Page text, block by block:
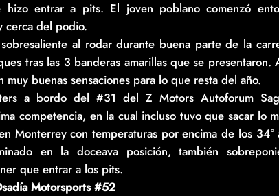
entrar a pits. El joven poblano comenzó
cerca del podio.
al rodar durante buena parte de la
tras las 3 banderas amarillas que se presentaron.
buenas sensaciones para lo que resta del año.
a bordo del #31 del Z Motors Autoforum
competencia, en la cual incluso tuvo que sacar lo
Monterrey con temperaturas por encima de los 34°
en la doceava posición, también
que entrar a los pits.
Motorsports #52